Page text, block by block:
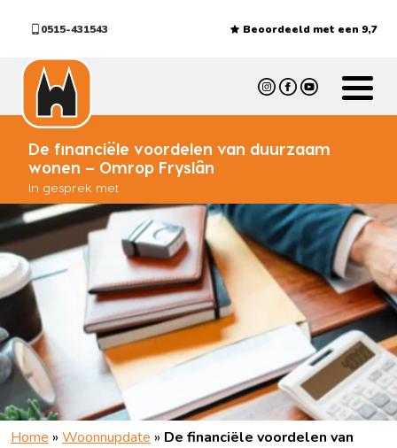
0515-431543 Beoordeeld met een 9,7
De financiële voordelen van duurzaam
wonen – Omrop Fryslân
In gesprek met
Home » Woonnupdate » De financiële voordelen van